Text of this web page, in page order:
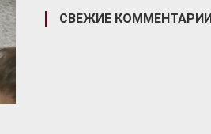
СВЕЖИЕ КОММЕНТАРИИ